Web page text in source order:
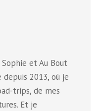
Sophie et Au Bout
2013, où je
trips, de mes
Et je